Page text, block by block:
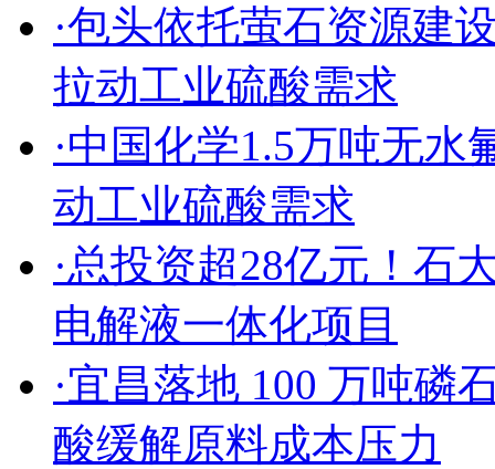
·包头依托萤石资源建
拉动工业硫酸需求
·中国化学1.5万吨无水
动工业硫酸需求
·总投资超28亿元！石
电解液一体化项目
·宜昌落地 100 万吨磷
酸缓解原料成本压力